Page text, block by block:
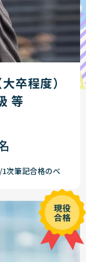
卒程度）
等
次筆記合格のべ